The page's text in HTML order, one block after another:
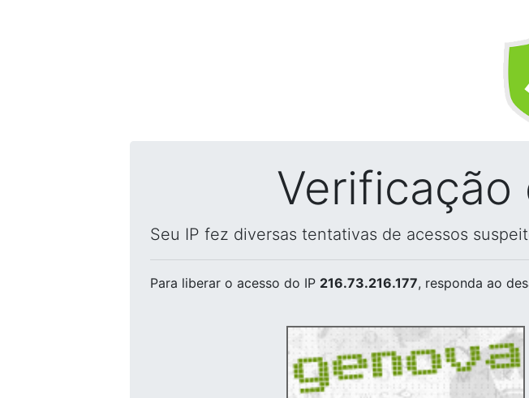
Verificação
Seu IP fez diversas tentativas de acessos
Para liberar o acesso do IP 216.73.216.177, responda ao